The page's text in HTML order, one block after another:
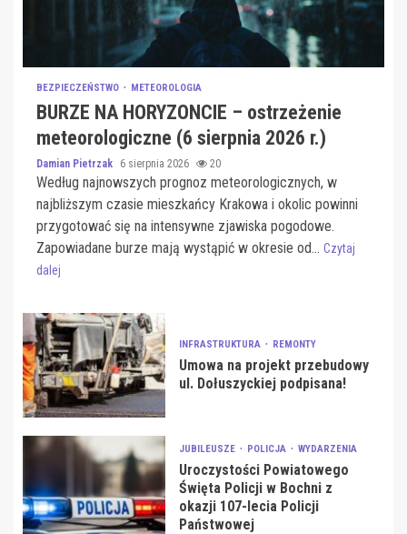
BEZPIECZEŃSTWO METEOROLOGIA
BURZE NA HORYZONCIE – ostrzeżenie
meteorologiczne (6 sierpnia 2026 r.)
Damian Pietrzak 6 sierpnia 2026 20
Według najnowszych prognoz meteorologicznych, w
najbliższym czasie mieszkańcy Krakowa i okolic powinni
przygotować się na intensywne zjawiska pogodowe.
Zapowiadane burze mają wystąpić w okresie od... Czytaj
dalej
INFRASTRUKTURA REMONTY
Umowa na projekt przebudowy
ul. Dołuszyckiej podpisana!
JUBILEUSZE POLICJA WYDARZENIA
Uroczystości Powiatowego
Święta Policji w Bochni z
okazji 107-lecia Policji
Państwowej